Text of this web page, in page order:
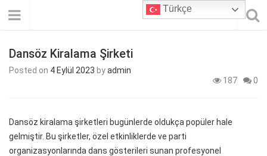
Dansöz Kiralama Şirketi
Posted on 4 Eylül 2023 byadmin
187
0
Dansöz kiralama şirketleri bugünlerde oldukça popüler hale
gelmiştir. Bu şirketler, özel etkinliklerde ve parti
organizasyonlarında dans gösterileri sunan profesyonel
Türkçe